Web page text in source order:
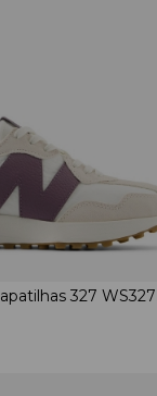
327